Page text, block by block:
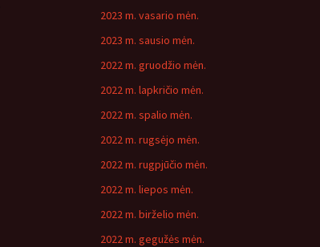
2023 m. vasario mėn.
2023 m. sausio mėn.
2022 m. gruodžio mėn.
2022 m. lapkričio mėn.
2022 m. spalio mėn.
2022 m. rugsėjo mėn.
2022 m. rugpjūčio mėn.
2022 m. liepos mėn.
2022 m. birželio mėn.
2022 m. gegužės mėn.